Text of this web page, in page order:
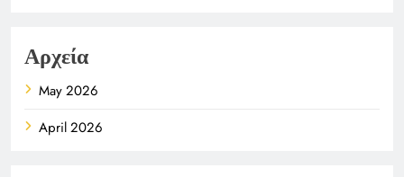
Αρχεία
May 2026
April 2026